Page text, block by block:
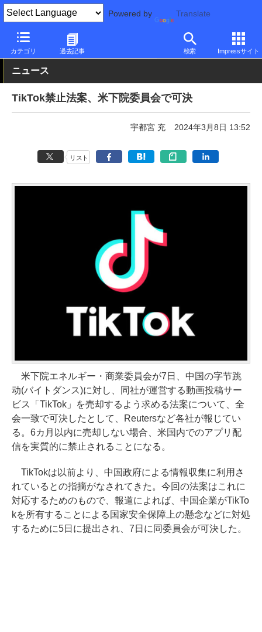
Powered by Translate
カテゴリ 過去記事 検索 Impressサイト
PC Watch 市場 サービス
ニュース
TikTok禁止法案、米下院委員会で可決
宇都宮 充 2024年3月8日 13:52
リスト
米下院エネルギー・商業委員会が7日、中国の字节跳
动(バイトダンス)に対し、同社が運営する動画投稿サー
ビス「TikTok」を売却するよう求める法案について、全
会一致で可決したとして、Reutersなど各社が報じてい
る。6カ月以内に売却しない場合、米国内でのアプリ配
信を実質的に禁止されることになる。
TikTokは以前より、中国政府による情報収集に利用さ
れているとの指摘がなされてきた。今回の法案はこれに
対応するためのもので、報道によれば、中国企業がTikTo
kを所有することによる国家安全保障上の懸念などに対処
するために5日に提出され、7日に同委員会が可決した。